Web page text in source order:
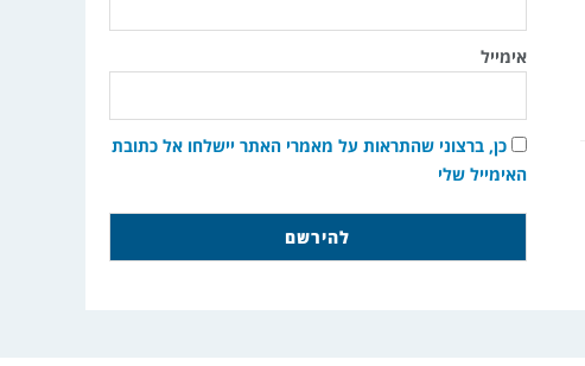
אימייל
כן, ברצוני שהתראות על מאמרי האתר יישלחו אל כתובת
האימייל שלי